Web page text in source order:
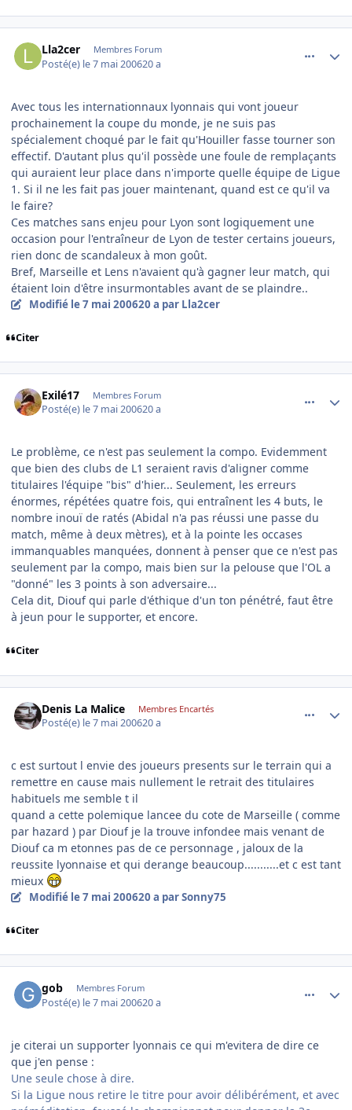
Lla2cer Membres Forum
Posté(e) le 7 mai 200620 a
Avec tous les internationnaux lyonnais qui vont joueur
prochainement la coupe du monde, je ne suis pas
spécialement choqué par le fait qu'Houiller fasse tourner son
effectif. D'autant plus qu'il possède une foule de remplaçants
qui auraient leur place dans n'importe quelle équipe de Ligue
1. Si il ne les fait pas jouer maintenant, quand est ce qu'il va
le faire?
Ces matches sans enjeu pour Lyon sont logiquement une
occasion pour l'entraîneur de Lyon de tester certains joueurs,
rien donc de scandaleux à mon goût.
Bref, Marseille et Lens n'avaient qu'à gagner leur match, qui
étaient loin d'être insurmontables avant de se plaindre..
Modifié le 7 mai 200620 a par Lla2cer
Citer
Exilé17 Membres Forum
Posté(e) le 7 mai 200620 a
Le problème, ce n'est pas seulement la compo. Evidemment
que bien des clubs de L1 seraient ravis d'aligner comme
titulaires l'équipe "bis" d'hier... Seulement, les erreurs
énormes, répétées quatre fois, qui entraînent les 4 buts, le
nombre inouï de ratés (Abidal n'a pas réussi une passe du
match, même à deux mètres), et à la pointe les occases
immanquables manquées, donnent à penser que ce n'est pas
seulement par la compo, mais bien sur la pelouse que l'OL a
"donné" les 3 points à son adversaire...
Cela dit, Diouf qui parle d'éthique d'un ton pénétré, faut être
à jeun pour le supporter, et encore.
Citer
Denis La Malice Membres Encartés
Posté(e) le 7 mai 200620 a
c est surtout l envie des joueurs presents sur le terrain qui a
remettre en cause mais nullement le retrait des titulaires
habituels me semble t il
quand a cette polemique lancee du cote de Marseille ( comme
par hazard ) par Diouf je la trouve infondee mais venant de
Diouf ca m etonnes pas de ce personnage , jaloux de la
reussite lyonnaise et qui derange beaucoup...........et c est tant
mieux
Modifié le 7 mai 200620 a par Sonny75
Citer
gob Membres Forum
Posté(e) le 7 mai 200620 a
je citerai un supporter lyonnais ce qui m'evitera de dire ce
que j'en pense :
Une seule chose à dire.
Si la Ligue nous retire le titre pour avoir délibérément, et avec